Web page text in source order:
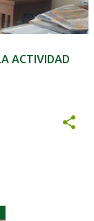
ACTIVIDAD